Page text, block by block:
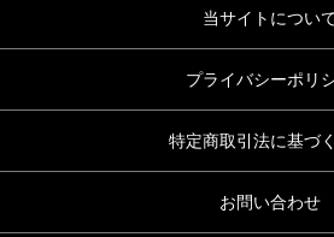
当サイトについ
プライバシーポリ
特定商取引法に基づ
お問い合わせ